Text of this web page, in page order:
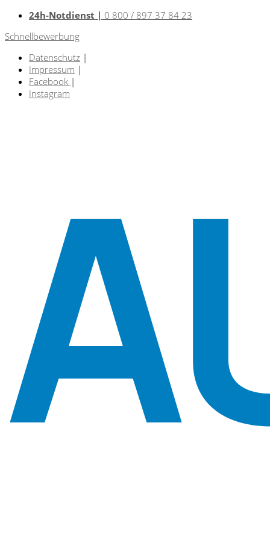
24h-Notdienst | 0 800 / 897 37 84 23
Schnellbewerbung
Datenschutz |
Impressum |
Facebook |
Instagram